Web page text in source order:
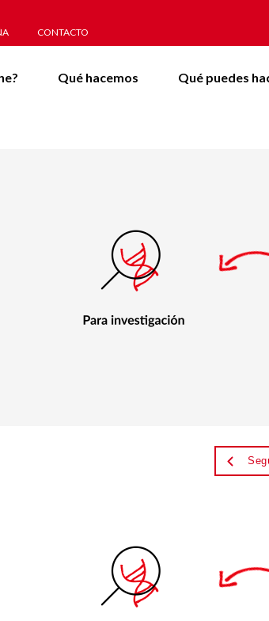
CONTACTO
Qué hacemos Qué puedes